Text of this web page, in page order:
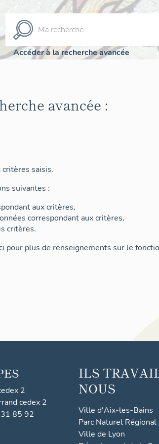
Accéder à la recherche avancée
avancée :
saisis.
suivantes :
aux critères,
correspondant aux critères,
critères.
pour plus de renseignements sur le
2
cedex 2
85 92
ILS
NOUS
Ville d'Aix-les-Bains
Parc Naturel Régional
Ville de Lyon